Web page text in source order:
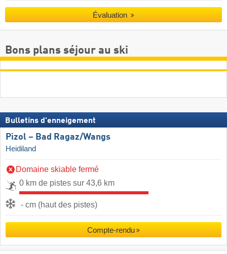
Évaluation
Bons plans séjour au ski
Bulletins d'enneigement
Pizol – Bad Ragaz/​Wangs
Heidiland
Domaine skiable fermé
0 km de pistes sur 43,6 km
- cm (haut des pistes)
Compte-rendu